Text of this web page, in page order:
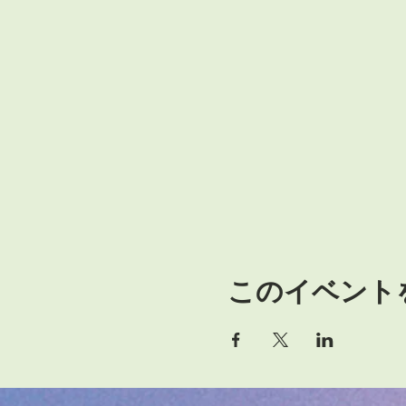
このイベント